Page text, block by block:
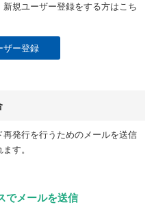
規ユーザー登録をする方はこち
ザー登録
発行を行うためのメールを送信
す。
でメールを送信